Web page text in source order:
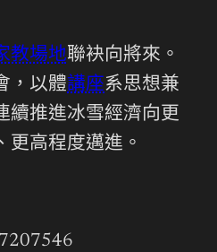
教場地聯袂向將來。
，以體講座系思想兼
續推進冰雪經濟向更
更高程度邁進。